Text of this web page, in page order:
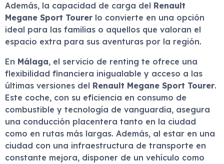
Además, la capacidad de carga del Renault
Megane Sport Tourer lo convierte en una opción
ideal para las familias o aquellos que valoran el
espacio extra para sus aventuras por la región.
En Málaga, el servicio de renting te ofrece una
flexibilidad financiera inigualable y acceso a las
últimas versiones del Renault Megane Sport Tourer.
Este coche, con su eficiencia en consumo de
combustible y tecnología de vanguardia, asegura
una conducción placentera tanto en la ciudad
como en rutas más largas. Además, al estar en una
ciudad con una infraestructura de transporte en
constante mejora, disponer de un vehículo como